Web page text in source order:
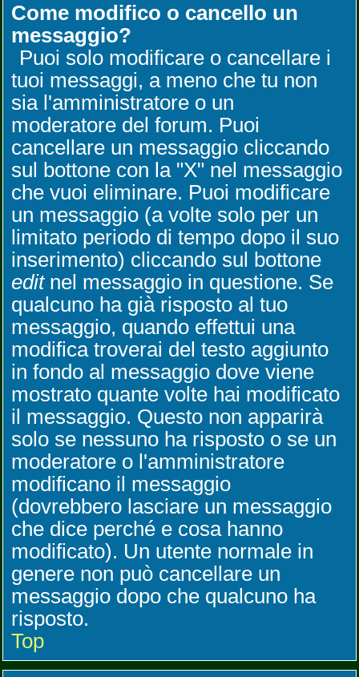
Come modifico o cancello un
messaggio?
Puoi solo modificare o cancellare i
tuoi messaggi, a meno che tu non
sia l'amministratore o un
moderatore del forum. Puoi
cancellare un messaggio cliccando
sul bottone con la "X" nel messaggio
che vuoi eliminare. Puoi modificare
un messaggio (a volte solo per un
limitato periodo di tempo dopo il suo
inserimento) cliccando sul bottone
editnel messaggio in questione. Se
qualcuno ha già risposto al tuo
messaggio, quando effettui una
modifica troverai del testo aggiunto
in fondo al messaggio dove viene
mostrato quante volte hai modificato
il messaggio. Questo non apparirà
solo se nessuno ha risposto o se un
moderatore o l'amministratore
modificano il messaggio
(dovrebbero lasciare un messaggio
che dice perché e cosa hanno
modificato). Un utente normale in
genere non può cancellare un
messaggio dopo che qualcuno ha
risposto.
Top